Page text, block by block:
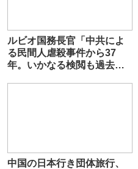
ルビオ国務長官「中共によ
る民間人虐殺事件から37
年。いかなる検閲も過去を
中国の日本行き団体旅行、